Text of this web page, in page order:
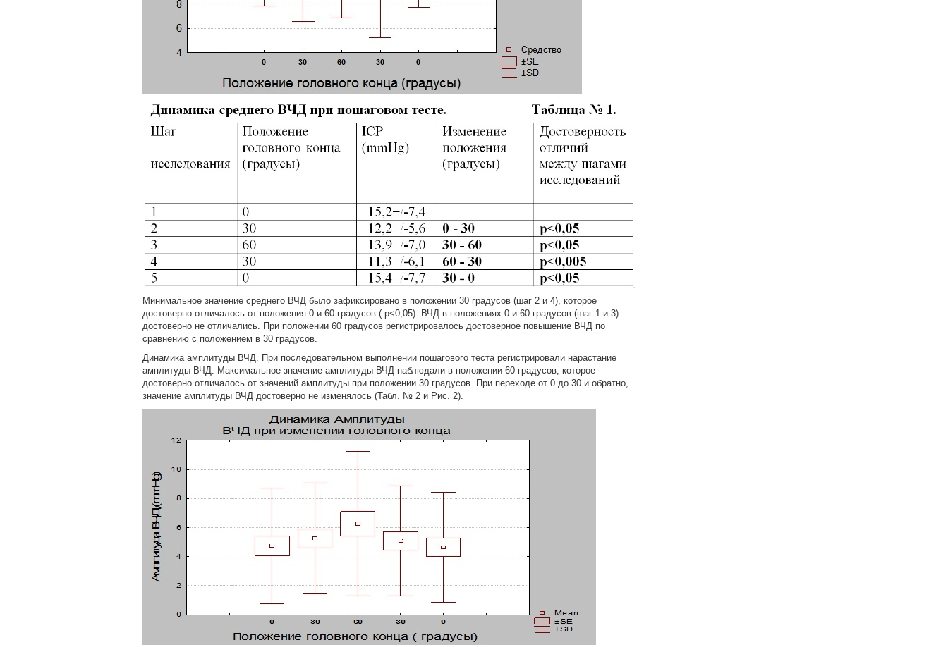
Минимальное значение среднего ВЧД было зафиксировано в положении 30 градусов (шаг 2 и 4), которое
достоверно отличалось от положения 0 и 60 градусов ( p<0,05). ВЧД в положениях 0 и 60 градусов (шаг 1 и 3)
достоверно не отличались. При положении 60 градусов регистрировалось достоверное повышение ВЧД по
сравнению с положением в 30 градусов.
Динамика амплитуды ВЧД. При последовательном выполнении пошагового теста регистрировали нарастание
амплитуды ВЧД. Максимальное значение амплитуды ВЧД наблюдали в положении 60 градусов, которое
достоверно отличалось от значений амплитуды при положении 30 градусов. При переходе от 0 до 30 и обратно,
значение амплитуды ВЧД достоверно не изменялось (Табл. № 2 и Рис. 2).